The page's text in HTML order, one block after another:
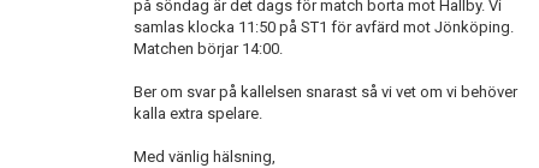
på söndag är det dags för match borta mot Hallby. Vi
samlas klocka 11:50 på ST1 för avfärd mot Jönköping.
Matchen börjar 14:00.
Ber om svar på kallelsen snarast så vi vet om vi behöver
kalla extra spelare.
Med vänlig hälsning,